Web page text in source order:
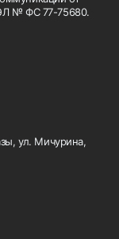
№ ФС 77-75680.
ул. Мичурина,